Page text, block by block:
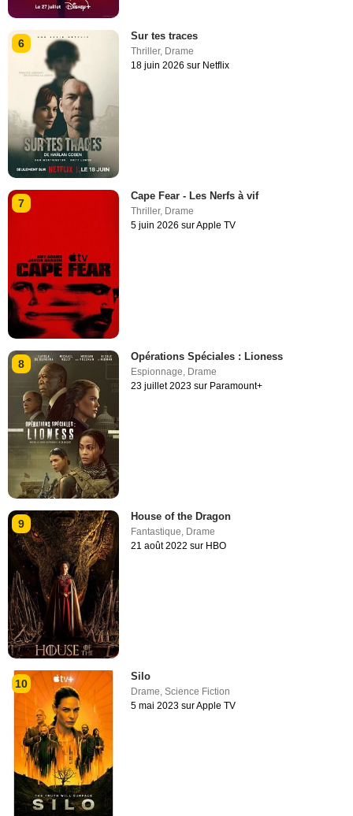
6
Sur tes traces
Thriller, Drame
18 juin 2026 sur Netflix
7
Cape Fear - Les Nerfs à vif
Thriller, Drame
5 juin 2026 sur Apple TV
8
Opérations Spéciales : Lioness
Espionnage Drame
23 juillet 2023 sur Paramount+
9
House of the Dragon
Fantastique, Drame
21 août 2022 sur HBO
10
Silo
Drame,Science Fiction
5 mai 2023 sur Apple TV